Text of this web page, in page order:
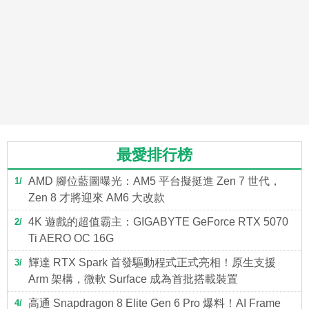
最愛排行榜
1
AMD 腳位藍圖曝光：AM5 平台擬挺進 Zen 7 世代，
Zen 8 才將迎來 AM6 大改款
2
4K 遊戲的超值霸主：GIGABYTE GeForce RTX 5070
Ti AERO OC 16G
3
輝達 RTX Spark 首發驅動程式正式亮相！原生支援
Arm 架構，微軟 Surface 成為首批搭載裝置
4 高通 Snapdragon 8 Elite Gen 6 Pro 爆料！AI Frame